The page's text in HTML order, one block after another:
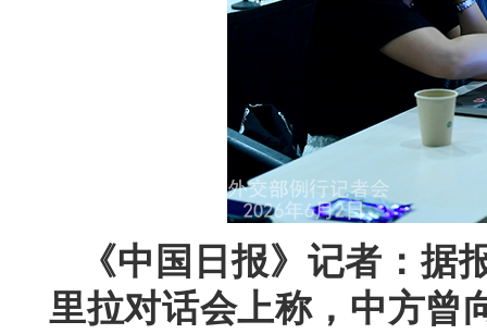
《中国日报》记者：据
里拉对话会上称，中方曾